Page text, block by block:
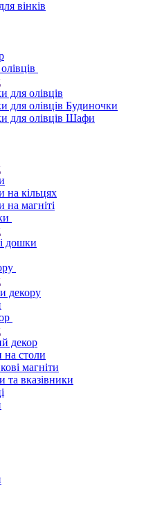
вінків
для олівців
для олівців Будиночки
для олівців Шафи
на кільцях
на магніті
дошки
декору
декор
столи
магніти
та вказівники